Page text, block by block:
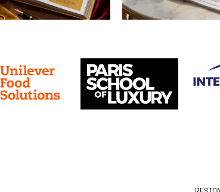
pendant la période de
la Saint-Valentin.
stage exceptionnel
avec Tom
Communiqué
de presse
Communiqué de presse
Annonce
choc Z
Annonce presse A4